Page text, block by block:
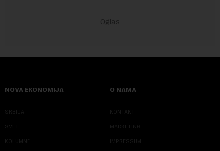
NOVA EKONOMIJA
SRBIJA
SVET
KOLUMNE
O NAMA
KONTAKT
MARKETING
IMPRESSUM